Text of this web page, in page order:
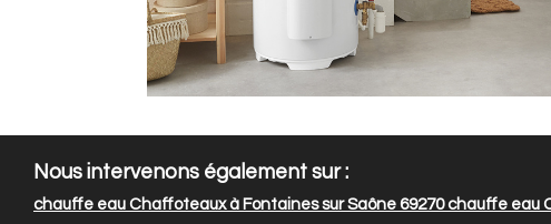
Nous intervenons également sur :
chauffe eau Chaffoteaux à Fontaines sur Saône 69270chauffe eau